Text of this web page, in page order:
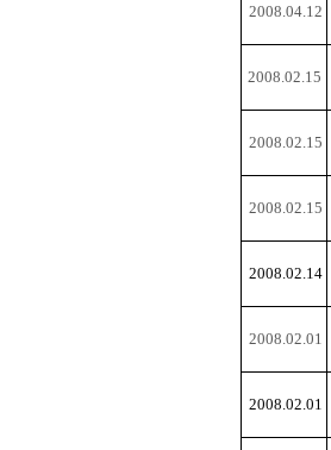
2008.04.12
2008.02.15
2008.02.15
2008.02.15
2008.02.14
2008.02.01
2008.02.01